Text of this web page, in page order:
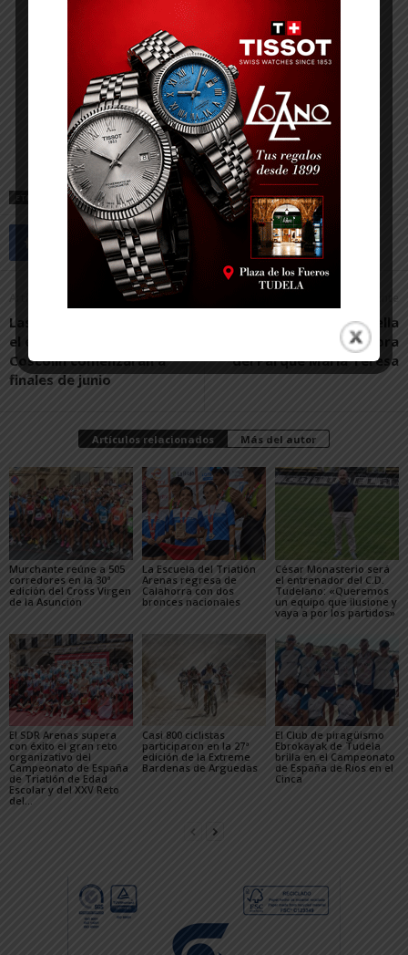
DEPORTE FÚTBOL SALA RIBERA NAVARRA FS
Artículo anterior
Las obras para regenerar
el entorno del Horno de
Coscolín comenzarán a
finales de junio
Artículo siguiente
El ayuntamiento de Corella
licita las obras de mejora
del Parque María Teresa
Artículos relacionados Más del autor
Murchante reúne a 505
corredores en la 30ª
edición del Cross Virgen
de la Asunción
La Escuela del Triatlón
Arenas regresa de
Calahorra con dos
bronces nacionales
César Monasterio será
el entrenador del C.D.
Tudelano: «Queremos
un equipo que ilusione y
vaya a por los partidos»
El SDR Arenas supera
con éxito el gran reto
organizativo del
Campeonato de España
de Triatlón de Edad
Escolar y del XXV Reto
del...
Casi 800 ciclistas
participaron en la 27ª
edición de la Extreme
Bardenas de Arguedas
El Club de piragüismo
Ebrokayak de Tudela
brilla en el Campeonato
de España de Ríos en el
Cinca